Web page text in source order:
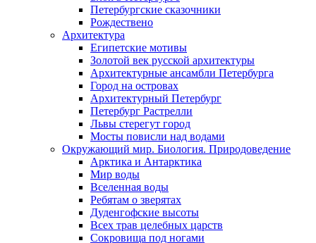
Петербургские сказочники
Рождествено
Архитектура
Египетские мотивы
Золотой век русской архитектуры
Архитектурные ансамбли Петербурга
Город на островах
Архитектурный Петербург
Петербург Растрелли
Львы стерегут город
Мосты повисли над водами
Окружающий мир. Биология. Природоведение
Арктика и Антарктика
Мир воды
Вселенная воды
Ребятам о зверятах
Дуденгофские высоты
Всех трав целебных царств
Сокровища под ногами